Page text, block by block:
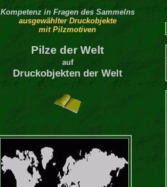
Kompetenz in Fragen des Sammelns
ausgewählter Druckobjekte
mit Pilzmotiven
Pilze der Welt
auf
Druckobjekten der Welt